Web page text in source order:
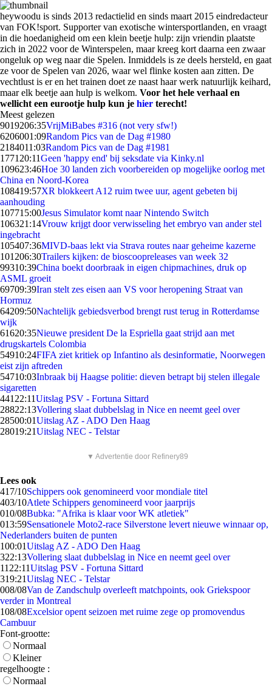
heywoodu is sinds 2013 redactielid en sinds maart 2015 eindredacteur
van FOK!sport. Supporter van exotische wintersportlanden, en vraagt
in die hoedanigheid om een klein beetje hulp: zijn vriendin plaatste
zich in 2022 voor de Winterspelen, maar kreeg kort daarna een zwaar
ongeluk op weg naar die Spelen. Inmiddels is ze deels hersteld, en gaat
ze voor de Spelen van 2026, waar wel flinke kosten aan zitten. De
vechtlust is er en het trainen doet ze naast haar werk natuurlijk keihard,
maar elk beetje aan hulp is welkom. Voor het hele verhaal en
wellicht een eurootje hulp kun je hier terecht!
Meest gelezen
9019206:35VrijMiBabes #316 (not very sfw!)
6206001:09Random Pics van de Dag #1980
2184011:03Random Pics van de Dag #1981
1771 20:11Geen 'happy end' bij seksdate via Kinky.nl
109623:46Hoe 30 landen zich voorbereiden op mogelijke oorlog met
China en Noord-Korea
108419:57XR blokkeert A12 ruim twee uur, agent gebeten bij
aanhouding
107715:00Jesus Simulator komt naar Nintendo Switch
106321:14Vrouw krijgt door verwisseling het embryo van ander stel
ingebracht
105407:36MIVD-baas lekt via Strava routes naar geheime kazerne
101206:30Trailers kijken: de bioscoopreleases van week 32
99310:39China boekt doorbraak in eigen chipmachines, druk op
ASML groeit
69709:39Iran stelt zes eisen aan VS voor heropening Straat van
Hormuz
64209:50Nachtelijk gebiedsverbod brengt rust terug in Rotterdamse
wijk
61620:35Nieuwe president De la Espriella gaat strijd aan met
drugskartels Colombia
54910:24FIFA ziet kritiek op Infantino als desinformatie, Noorwegen
eist zijn aftreden
54710:03Inbraak bij Haagse politie: dieven betrapt bij stelen illegale
sigaretten
441 22:11Uitslag PSV - Fortuna Sittard
28822:13Vollering slaat dubbelslag in Nice en neemt geel over
28500:01Uitslag AZ - ADO Den Haag
28019:21Uitslag NEC - Telstar
▼ Advertentie door Refinery89
Lees ook
417/10Schippers ook genomineerd voor mondiale titel
403/10Atlete Schippers genomineerd voor jaarprijs
010/08Bubka: "Afrika is klaar voor WK atletiek"
013:59Sensationele Moto2-race Silverstone levert nieuwe winnaar op,
Nederlanders buiten de punten
100:01Uitslag AZ - ADO Den Haag
322:13Vollering slaat dubbelslag in Nice en neemt geel over
11 22:11Uitslag PSV - Fortuna Sittard
319:21Uitslag NEC - Telstar
008/08Van de Zandschulp overleeft matchpoints, ook Griekspoor
verder in Montreal
108/08Excelsior opent seizoen met ruime zege op promovendus
Cambuur
Font-grootte:
Normaal
Kleiner
regelhoogte :
Normaal